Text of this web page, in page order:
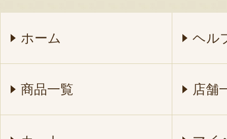
ホーム ヘル
商品一覧 店舗